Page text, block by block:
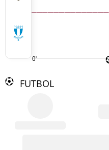
0'
FUTBOL